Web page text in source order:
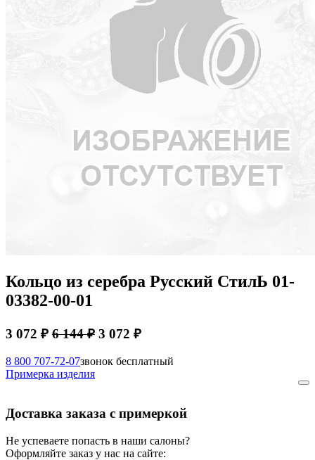
Кольцо из серебра Русский СтилЬ 01-
03382-00-01
3 072 ₽ 6 144 ₽ 3 072 ₽
8 800 707-72-07звонок бесплатный
Примерка изделия
Доставка заказа с примеркой
Не успеваете попасть в наши салоны?
Оформляйте заказ у нас на сайте: